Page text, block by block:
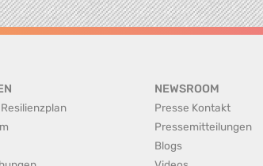
NEWSROOM
Presse Kontakt
Pressemitteilungen
Blogs